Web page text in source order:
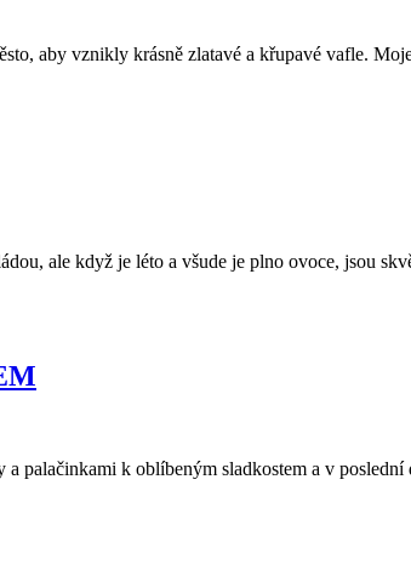
aby vznikly krásně zlatavé a křupavé vafle.
ale když je léto a všude je plno ovoce, jsou
palačinkami k oblíbeným sladkostem a v poslední